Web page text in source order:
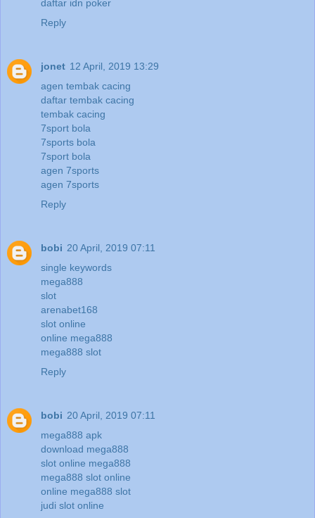
daftar idn poker
Reply
jonet 12 April, 2019 13:29
agen tembak cacing
daftar tembak cacing
tembak cacing
7sport bola
7sports bola
7sport bola
agen 7sports
agen 7sports
Reply
bobi 20 April, 2019 07:11
single keywords
mega888
slot
arenabet168
slot online
online mega888
mega888 slot
Reply
bobi 20 April, 2019 07:11
mega888 apk
download mega888
slot online mega888
mega888 slot online
online mega888 slot
judi slot online